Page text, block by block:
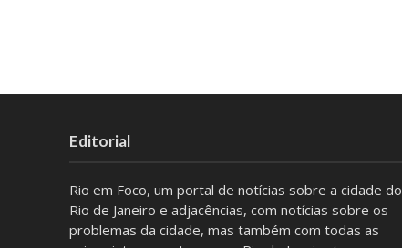
Editorial
Rio em Foco, um portal de notícias sobre a cidade do
Rio de Janeiro e adjacências, com notícias sobre os
problemas da cidade, mas também com todas as